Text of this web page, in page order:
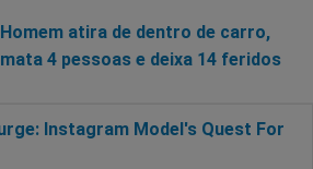
Homem atira de dentro de carro,
mata 4 pessoas e deixa 14 feridos